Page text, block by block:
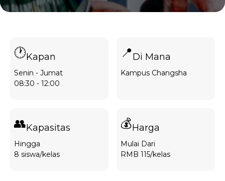
🕐Kapan
Senin - Jumat
08:30 - 12:00
📍Di Mana
Kampus Changsha
👥Kapasitas
Hingga
8 siswa/kelas
💰Harga
Mulai Dari
RMB 115/kelas